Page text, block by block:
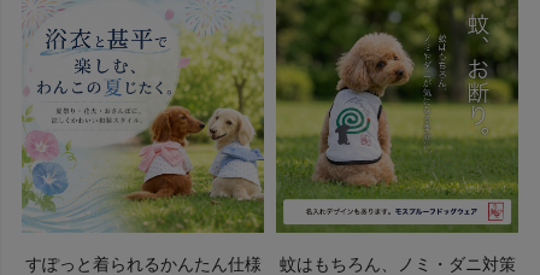
すぽっと着られるかんたん仕様
蚊はもちろん、ノミ・ダニ対策